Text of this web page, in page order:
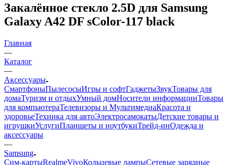
Закалённое стекло 2.5D для Samsung
Galaxy A42 DF sColor-117 black
Главная
—
Каталог
—
Аксессуары
СмартфоныПылесосыИгры и софтГаджетыЗвукТовары для
домаТуризм и отдыхУмный домНосители информацииТовары
для компьютераТелевизоры и МультимедиаКрасота и
здоровьеТехника для автоЭлектросамокатыДетские товары и
игрушкиУслугиПланшеты и ноутбукиТрейд-инОдежда и
аксессуары
—
Samsung
Сим-картыRealmeVivoКольцевые лампыСетевые зарядные